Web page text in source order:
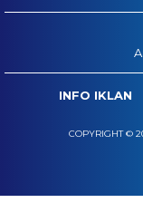
INFO IKLAN
COPYRIGHT ©